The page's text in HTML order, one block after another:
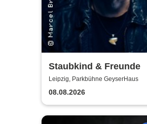
Staubkind & Freunde
Leipzig, Parkbühne GeyserHaus
08.08.2026